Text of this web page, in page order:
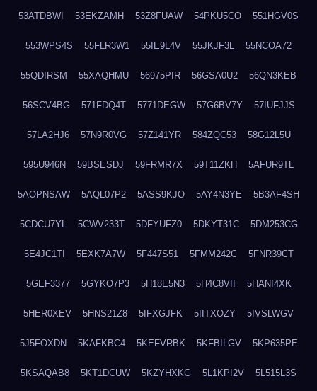
53ATDBWI 53EKZAMH 53Z8FUAW 54PKU5CO 551HGV0S
553WPS4S 55FLR3W1 55IE9L4V 55JKJF3L 55NCOA72
55QDIRSM 55XAQHMU 56975PIR 56GSA0U2 56QN3KEB
56SCV4BG 571FDQ4T 5771DEGW 57G6BV7Y 57IUFJJS
57LA2HJ6 57N9R0VG 57Z141YR 584ZQC53 58G12L5U
595U946N 59BSESDJ 59FRMR7X 59T11ZKH 5AFUR9TL
5AOPNSAW 5AQL07P2 5ASS9KJO 5AY4N3YE 5B3AF4SH
5CDCU7YL 5CWV233T 5DFYUFZ0 5DKYT31C 5DM253CG
5E4JC1TI 5EXK7A7W 5F447S51 5FMM242C 5FNR39CT
5GEF3377 5GYKO7P3 5H18E5N3 5H4C8VII 5HANI4XK
5HER0XEV 5HNS21Z8 5IFXGJFK 5IITXOZY 5IVSLWGV
5J5FOXDN 5KAFKBC4 5KEFVRBK 5KFBILGV 5KP635PE
5KSAQAB8 5KT1DCUW 5KZYHXKG 5L1KPI2V 5L515L3S